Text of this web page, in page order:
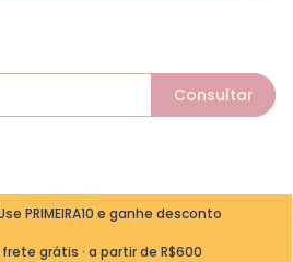
PRIMEIRA10 e ganhe desconto
grátis · a partir de R$600